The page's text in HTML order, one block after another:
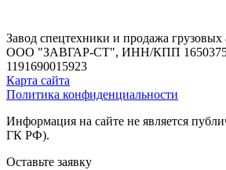
Завод спецтехники и продажа грузовых
ООО "ЗАВГАР-СТ", ИНН/КПП
1191690015923
Карта сайта
Политика конфиденциальности
Информация на сайте не является
ГК РФ).
Оставьте заявку